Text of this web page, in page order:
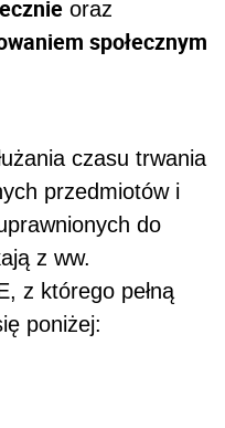
oraz
społecznym
czasu trwania
przedmiotów i
do
z ww.
z którego pełną
poniżej: